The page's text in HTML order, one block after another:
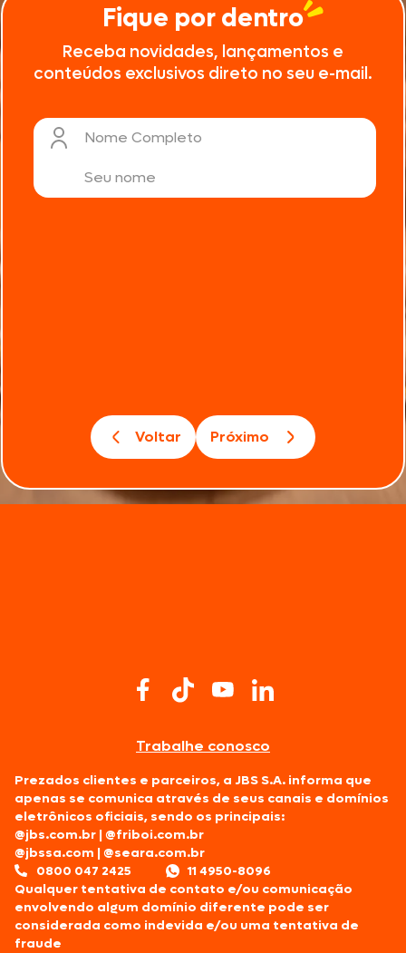
Fique por dentro
Receba novidades, lançamentos e
conteúdos exclusivos direto no seu e-mail.
Nome Completo
Voltar Próximo
Trabalhe conosco
Prezados clientes e parceiros, a JBS S.A. informa que
apenas se comunica através de seus canais e domínios
eletrônicos oficiais, sendo os principais:
@jbs.com.br |@friboi.com.br
@jbssa.com |@seara.com.br
0800 047 2425
11 4950-8096
Qualquer tentativa de contato e/ou comunicação
envolvendo algum domínio diferente pode ser
considerada como indevida e/ou uma tentativa de
fraude